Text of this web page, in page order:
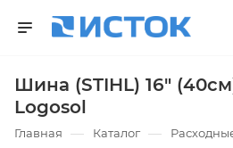
Шина (STIHL) 16"
Logosol
Главная — Каталог —